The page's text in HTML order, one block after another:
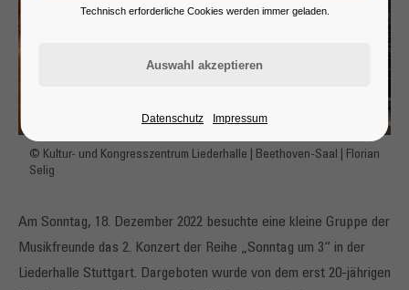
© Kultur- und Kongresszentrum Liederhalle | Beethoven-Saal | Florian
Selig
Am Sonntag, 18. Dezember 2022 besuchte eine kleine Gruppe der
Musikfreunde das 2. Konzert der Reihe „Sonntag um 3“ in der
Liederhalle Stuttgart. Dargeboten wurde von dem erst 20-jährigen
Technisch erforderliche Cookies werden immer geladen.
Datenschutz Impressum